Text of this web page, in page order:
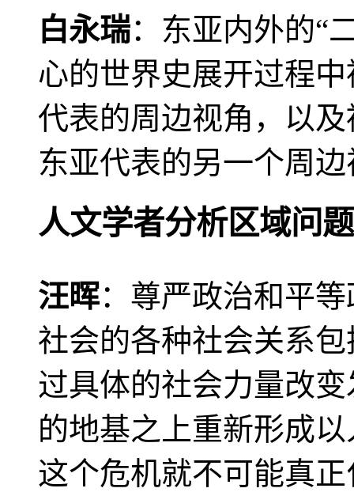
白永瑞：东亚内外的“
心的世界史展开过程
代表的周边视角，以
东亚代表的另一个周
人文学者分析区域问题
汪晖：尊严政治和平
社会的各种社会关系
过具体的社会力量改
的地基之上重新形成
这个危机就不可能真